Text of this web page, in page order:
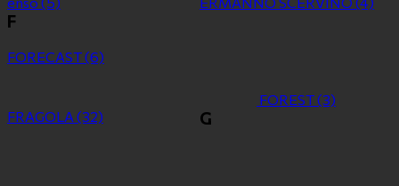
F
FORECAST(6)
FOREST(3)
FRAGOLA (32) G